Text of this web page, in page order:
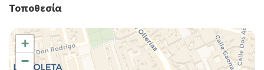
Τοποθεσία
+
−